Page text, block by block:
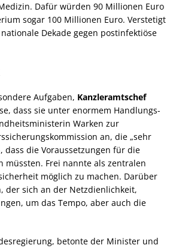
Dafür würden 90 Millionen Euro
sogar 100 Millionen Euro. Verstetigt
Dekade gegen postinfektiöse
Aufgaben, Kanzleramtschef
dass sie unter enormem Handlungs-
Warken zur
an, die „sehr
dass die Voraussetzungen für die
müssten. Frei nannte als zentralen
möglich zu machen. Darüber
der sich an der Netzdienlichkeit,
um das Tempo, aber auch die
betonte der Minister und